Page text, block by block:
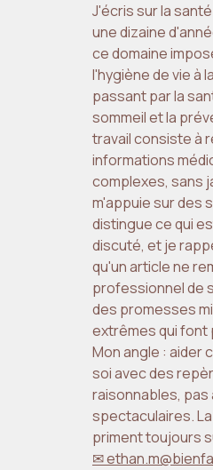
J'écris sur la
une dizaine
ce domaine
l'hygiène de vie à
passant par la
sommeil et la
travail consiste à
informations
complexes, sans
m'appuie sur des
distingue ce qui
discuté, et je
qu'un article ne
professionnel de
des promesses
extrêmes qui font
Mon angle : aider
soi avec des
raisonnables,
spectaculaires.
priment toujours
✉